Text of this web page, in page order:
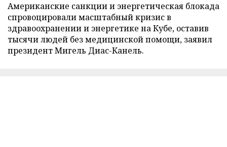
Американские санкции и энергетическая блокада
спровоцировали масштабный кризис в
здравоохранении и энергетике на Кубе, оставив
тысячи людей без медицинской помощи, заявил
президент Мигель Диас-Канель.